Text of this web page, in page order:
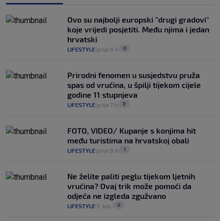
Ovo su najbolji europski "drugi gradovi"
koje vrijedi posjetiti. Među njima i jedan
hrvatski
LIFESTYLE prije 6 h 0
Prirodni fenomen u susjedstvu pruža
spas od vrućina, u špilji tijekom cijele
godine 11 stupnjeva
LIFESTYLE prije 7 h 0
FOTO, VIDEO/ Kupanje s konjima hit
među turistima na hrvatskoj obali
LIFESTYLE prije 8 h 1
Ne želite paliti peglu tijekom ljetnih
vrućina? Ovaj trik može pomoći da
odjeća ne izgleda zgužvano
LIFESTYLE 5. kol. 0